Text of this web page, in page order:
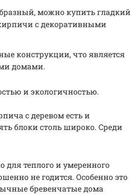
можно купить гладкий
с декоративными
конструкции, что является
домами.
и экологичностью.
с деревом есть и
блоки столь широко. Среди
для теплого и умеренного
не годится. Особенно это
бревенчатые дома